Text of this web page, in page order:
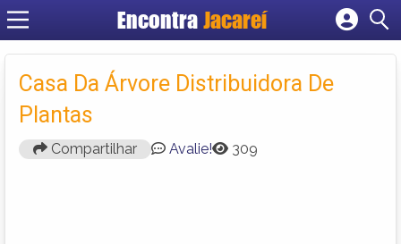
Encontra Jacareí
Cadastrar empresa
Criar conta
Casa Da Árvore Distribuidora De
Plantas
Compartilhar Avalie! 309